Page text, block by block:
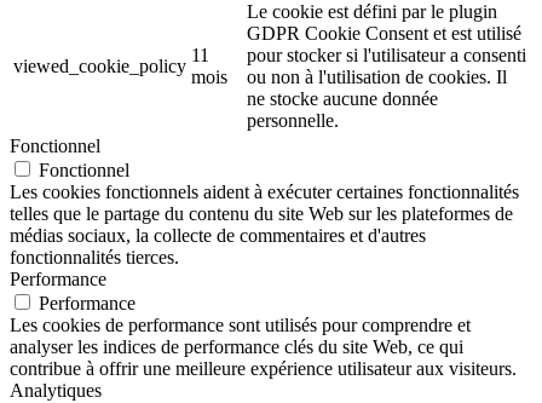
viewed_cookie_policy
11
mois
Le cookie est défini par le plugin
GDPR Cookie Consent et est utilisé
pour stocker si l'utilisateur a consenti
ou non à l'utilisation de cookies. Il
ne stocke aucune donnée
personnelle.
Fonctionnel
Fonctionnel
Les cookies fonctionnels aident à exécuter certaines fonctionnalités
telles que le partage du contenu du site Web sur les plateformes de
médias sociaux, la collecte de commentaires et d'autres
fonctionnalités tierces.
Performance
Performance
Les cookies de performance sont utilisés pour comprendre et
analyser les indices de performance clés du site Web, ce qui
contribue à offrir une meilleure expérience utilisateur aux visiteurs.
Analytiques